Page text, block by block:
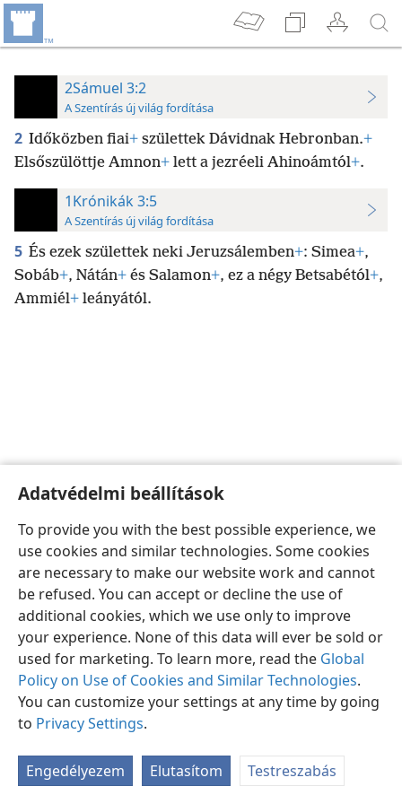
Adatvédelmi beállítások
To provide you with the best possible experience, we
use cookies and similar technologies. Some cookies
are necessary to make our website work and cannot
be refused. You can accept or decline the use of
additional cookies, which we use only to improve
your experience. None of this data will ever be sold or
used for marketing. To learn more, read the Global
Policy on Use of Cookies and Similar Technologies.
You can customize your settings at any time by going
to Privacy Settings.
Engedélyezem Elutasítom Testreszabás
2Sámuel 3:2
A Szentírás új világ fordítása
2 Időközben fiai+ születtek Dávidnak Hebronban.+
Elsőszülöttje Amnon+ lett a jezréeli Ahinoámtól+.
1Krónikák 3:5
A Szentírás új világ fordítása
5 És ezek születtek neki Jeruzsálemben+: Simea+,
Sobáb+, Nátán+ és Salamon+, ez a négy Betsabétól+,
Ammiél+ leányától.
Magyar Beállítások
Copyright© 2026 Watch Tower Bible and Tract Society of Pennsylvania
Bizalmas információra vonatkozó szabályok
Adatvédelmi beállítások
JW.ORG Bejelentkezés